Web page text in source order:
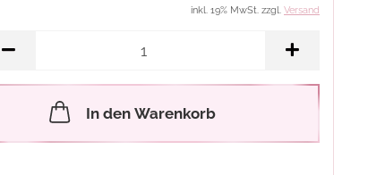
inkl. 19% MwSt. zzgl. Versand
In den Warenkorb